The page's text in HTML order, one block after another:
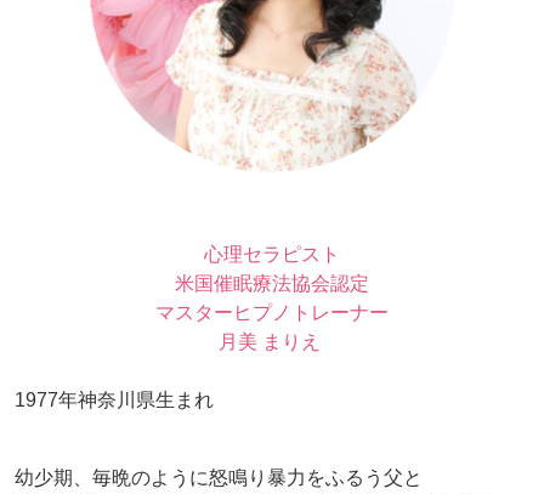
心理セラピスト
米国催眠療法協会認定
マスターヒプノトレーナー
月美 まりえ
1977年神奈川県生まれ
幼少期、毎晩のように怒鳴り暴力をふるう父と